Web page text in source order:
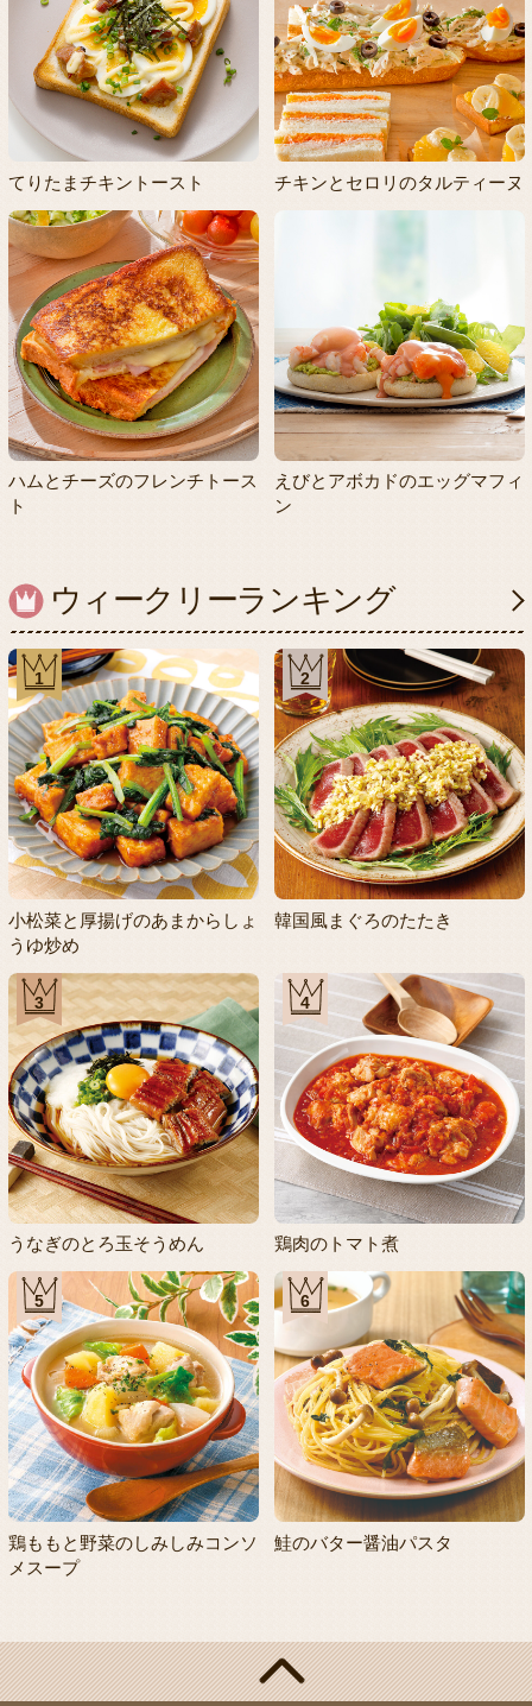
てりたまチキントースト チキンとセロリのタルティーヌ
ハムとチーズのフレンチトース
ト
えびとアボカドのエッグマフィ
ン
ウィークリーランキング
1
小松菜と厚揚げのあまからしょ
うゆ炒め
2
韓国風まぐろのたたき
3
うなぎのとろ玉そうめん
4
鶏肉のトマト煮
5
鶏ももと野菜のしみしみコンソ
メスープ
6
鮭のバター醤油パスタ